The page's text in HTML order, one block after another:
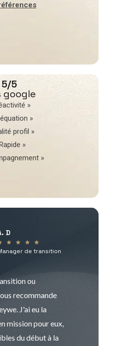
5/5
google
»
»
profil »
»
»
D
★ ★ ★ ★
de transition
ou
recommande
J'ai eu la
mission pour eux,
du début à la